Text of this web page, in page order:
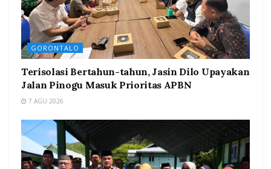
GORONTALO
Terisolasi Bertahun-tahun, Jasin Dilo Upayakan
Jalan Pinogu Masuk Prioritas APBN
7 AGU 2026